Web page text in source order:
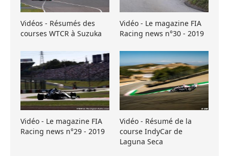
Vidéos - Résumés des
courses WTCR à Suzuka
Vidéo - Le magazine FIA
Racing news n°30 - 2019
Vidéo - Le magazine FIA
Racing news n°29 - 2019
Vidéo - Résumé de la
course IndyCar de
Laguna Seca